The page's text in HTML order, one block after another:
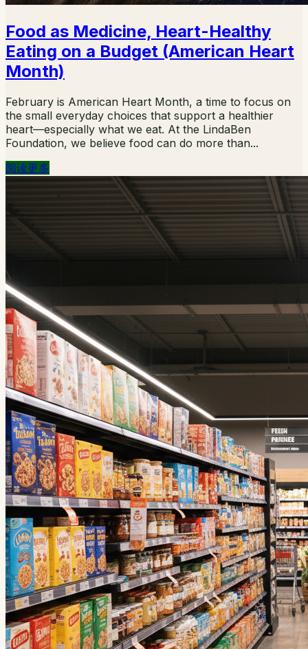
Food as Medicine, Heart-Healthy
Eating on a Budget (American Heart
Month)
February is American Heart Month, a time to focus on
the small everyday choices that support a healthier
heart—especially what we eat. At the LindaBen
Foundation, we believe food can do more than...
阅读更多